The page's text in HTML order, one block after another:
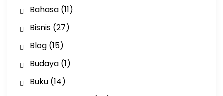
Bahasa(11)
Bisnis(27)
Blog(15)
Budaya(1)
Buku(14)